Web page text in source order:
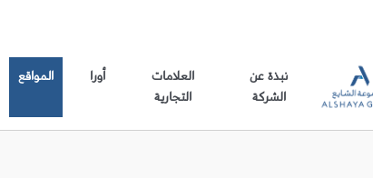
نبذة عن
الشركة
العلامات
التجارية
أورا المواقع